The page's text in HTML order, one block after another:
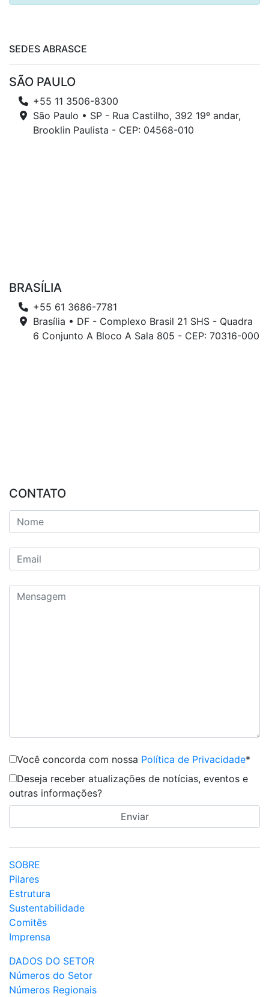
SEDES ABRASCE
SÃO PAULO
+55 11 3506-8300
São Paulo • SP - Rua Castilho, 392 19º andar,
Brooklin Paulista - CEP: 04568-010
BRASÍLIA
+55 61 3686-7781
Brasília • DF - Complexo Brasil 21 SHS - Quadra
6 Conjunto A Bloco A Sala 805 - CEP: 70316-000
CONTATO
Você concorda com nossa Política de Privacidade*
Deseja receber atualizações de notícias, eventos e
outras informações?
SOBRE
Pilares
Estrutura
Sustentabilidade
Comitês
Imprensa
DADOS DO SETOR
Números do Setor
Números Regionais